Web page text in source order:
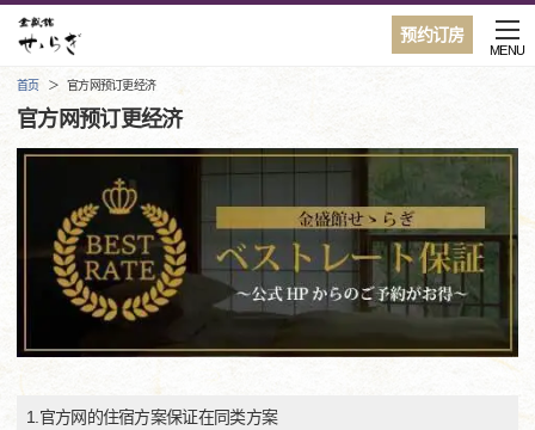
预约订房
MENU
首页 官方网预订更经济
官方网预订更经济
1.官方网的住宿方案保证在同类方案